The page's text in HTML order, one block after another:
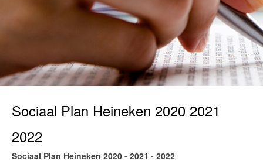
Sociaal Plan Heineken 2020 2021
2022
Sociaal Plan Heineken 2020 - 2021 - 2022